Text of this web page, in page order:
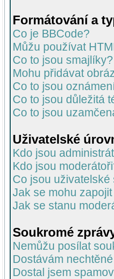
Formátování a
Co je BBCode?
Můžu používat
Co to jsou smajlíky?
Mohu přidávat
Co to jsou
Co to jsou důležitá
Co to jsou
Uživatelské
Kdo jsou
Kdo jsou
Co jsou uživatelské
Jak se mohu
Jak se stanu
Soukromé
Nemůžu posílat
Dostávám
Dostal jsem